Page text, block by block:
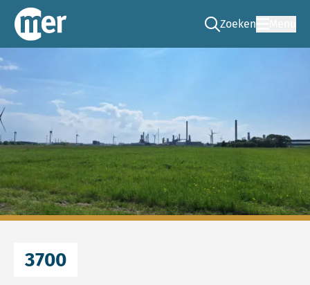
Commissie mer
Zoeken
Ga naar de zoek
3700